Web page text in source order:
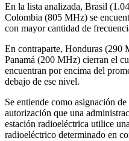
En la lista analizada, Brasil
Colombia (805 MHz) se
con mayor cantidad de
En contraparte, Honduras
Panamá (200 MHz) cierran el
encuentran por encima del
debajo de ese nivel.
Se entiende como asignación
autorización que una
estación radioeléctrica utilice
radioeléctrico determinado en